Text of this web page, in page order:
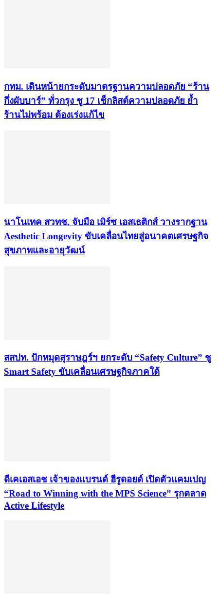
กทม. เดินหน้ายกระดับมาตรฐานความปลอดภัย “ร้าน
กึ่งผับบาร์” ทั่วกรุง ชู 17 เช็กลิสต์ความปลอดภัย ย้ำ
ร้านไม่พร้อม ต้องเร่งแก้ไข
นาโนเทค สวทช. จับมือ เมิร์ซ เอสเธติกส์ วางรากฐาน
Aesthetic Longevity ขับเคลื่อนไทยสู่อนาคตเศรษฐกิจ
สุขภาพและอายุวัฒน์
สสปท. ปักหมุดสุราษฎร์ฯ ยกระดับ “Safety Culture” ชู
Smart Safety ขับเคลื่อนเศรษฐกิจภาคใต้
ดีเคเอสเอช เจ้าของแบรนด์ ฮีรูดอยด์ เปิดตัวแคมเปญ
“Road to Winning with the MPS Science” รุกตลาด
Active Lifestyle